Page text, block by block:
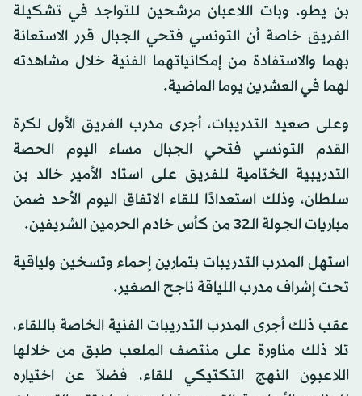
بن يطو. وبات اللاعبان مرشحين للتواجد في تشكيلة
الفريق خاصة أن التونسي فتحي الجبال قرر الاستعانة
بهما والاستفادة من إمكانياتهما الفنية خلال مشاهدته
لهما في العشرين يوما الماضية.
وعلى صعيد التدريبات، أجرى مدرب الفريق الأول لكرة
القدم التونسي فتحي الجبال مساء اليوم الحصة
التدريبية الختامية للفريق على استاد الأمير خالد بن
سلطان، وذلك استعدادًا للقاء الاتفاق اليوم الأحد ضمن
مباريات الجولة الـ32 من كأس خادم الحرمين الشريفين.
استهل المدرب التدريبات بتمارين إحماء وتسخين ولياقية
تحت إشراف مدرب اللياقة ناجح الصغير.
عقب ذلك أجرى المدرب التدريبات الفنية الخاصة باللقاء،
تلا ذلك مناورة على منتصف الملعب طبق من خلالها
اللاعبون النهج التكتيكي للقاء، فضلاً عن اختياره